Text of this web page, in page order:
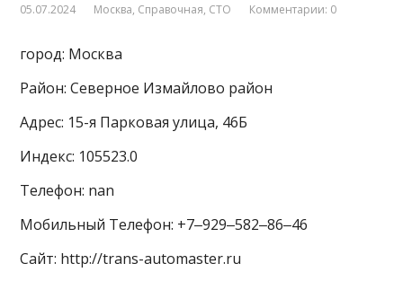
05.07.2024 Москва, Справочная, СТО Комментарии: 0
город: Москва
Район: Северное Измайлово район
Адрес: 15-я Парковая улица, 46Б
Индекс: 105523.0
Телефон: nan
Мобильный Телефон: +7‒929‒582‒86‒46
Сайт: http://trans-automaster.ru